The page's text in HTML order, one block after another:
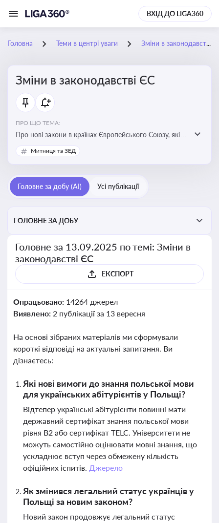
ВХІД ДО LIGA360
Головна Теми в центрі уваги Зміни в законодавстві ЄС
Зміни в законодавстві ЄС
ПРО ЩО ТЕМА:
Про нові закони в країнах Європейського Союзу, які
впливають на умови торгівлі, трудової міграції,
інтеграції та перспективу членства України в
Митниця та ЗЕД
Головне за добу (AI) Усі публікації
ГОЛОВНЕ ЗА ДОБУ
Головне за 13.09.2025 по темі: Зміни в
законодавстві ЄС
ЕКСПОРТ
Опрацьовано: 14264 джерел
Виявлено: 2 публікації за 13 вересня
На основі зібраних матеріалів ми сформували
короткі відповіді на актуальні запитання. Ви
дізнаєтесь:
Які нові вимоги до знання польської мови
для українських абітурієнтів у Польщі?
Відтепер українські абітурієнти повинні мати
державний сертифікат знання польської мови
рівня B2 або сертифікат TELC. Університети не
можуть самостійно оцінювати мовні знання, що
ускладнює вступ через обмежену кількість
офіційних іспитів. Джерело
Як змінився легальний статус українців у
Польщі за новим законом?
Новий закон продовжує легальний статус